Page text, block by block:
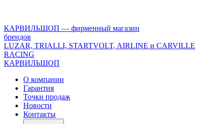
version="1.0"
encoding="utf-
8"?
>
КАРВИЛЬШОП — фирменный магазин
брендов
LUZAR, TRIALLI, STARTVOLT, AIRLINE и CARVILLE
RACING
КАРВИЛЬШОП
О компании
Гарантия
Точки продаж
Новости
Контакты